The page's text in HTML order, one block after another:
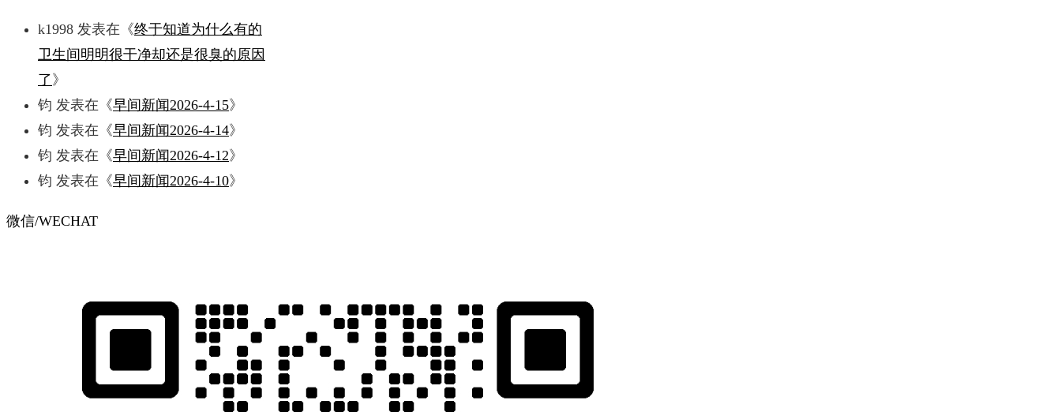
k1998 发表在《终于知道为什么有的
卫生间明明很干净却还是很臭的原因
了》
钧 发表在《早间新闻2026-4-15》
钧 发表在《早间新闻2026-4-14》
钧 发表在《早间新闻2026-4-12》
钧 发表在《早间新闻2026-4-10》
微信/WECHAT